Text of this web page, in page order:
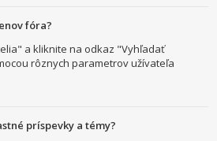
fóra?
a kliknite na odkaz "Vyhľadať
rôznych parametrov užívateľa
príspevky a témy?